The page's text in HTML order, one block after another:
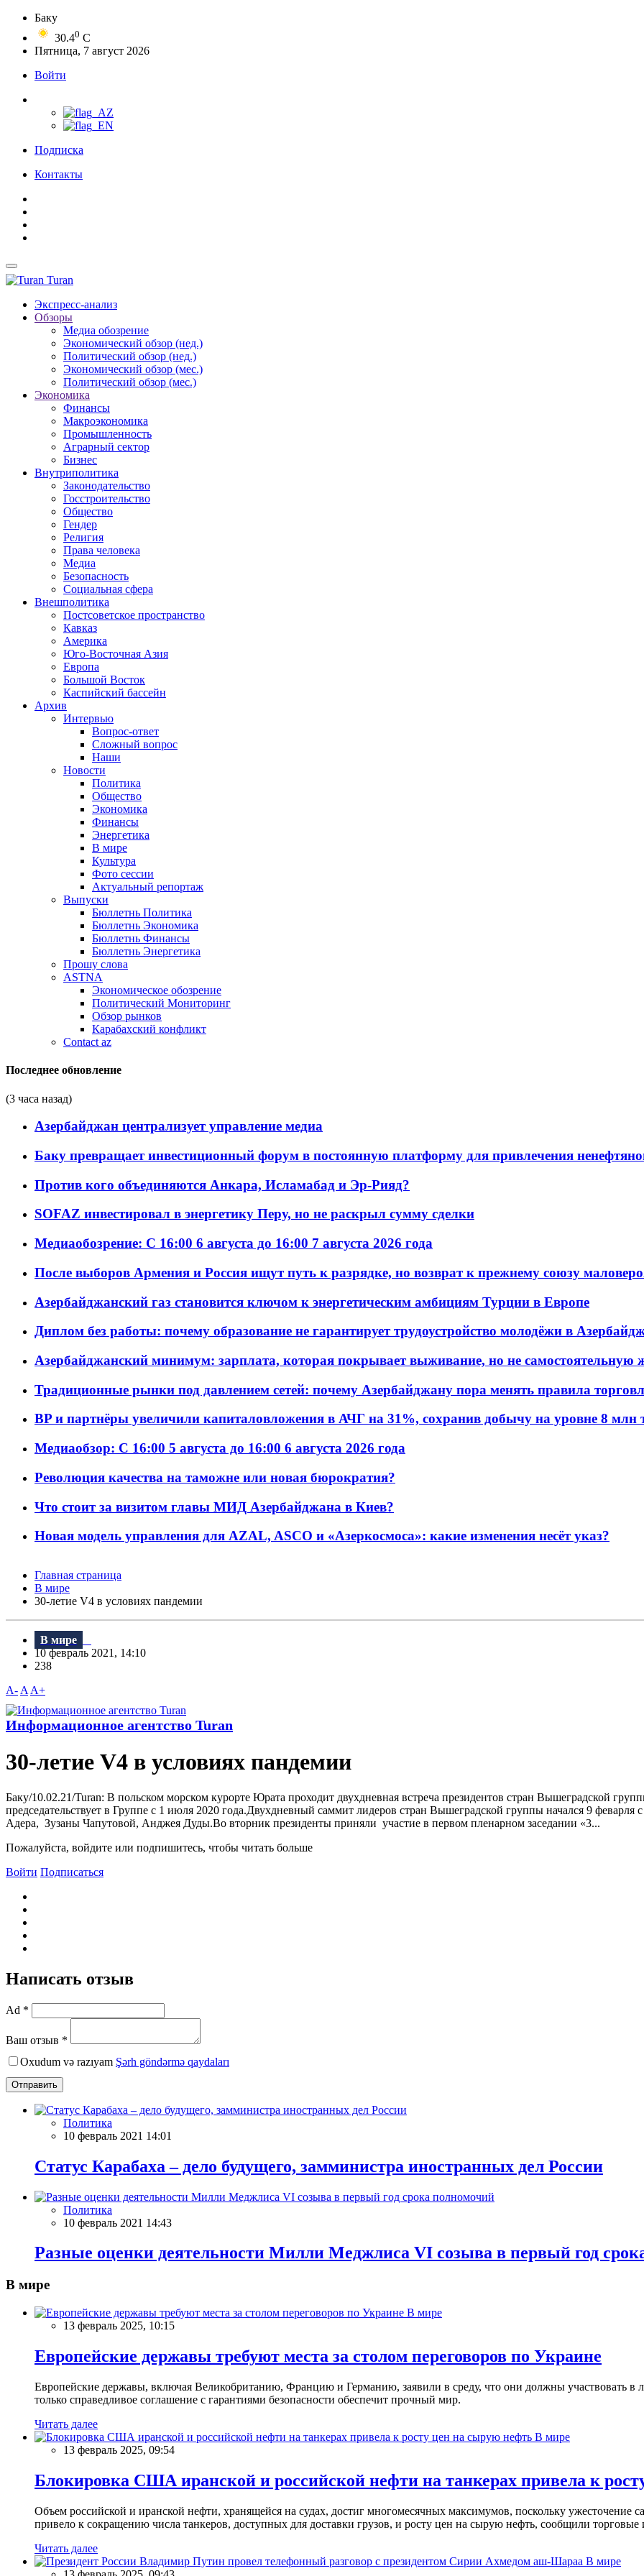
Баку
30.40 C
Пятница, 7 август 2026
Войти
Подписка
Контакты
Turan
Экспресс-анализ
Обзоры
Медиа обозрение
Экономический обзор (нед.)
Политический обзор (нед.)
Экономический обзор (мес.)
Политический обзор (мес.)
Экономика
Финансы
Макроэкономика
Промышленность
Аграрный сектор
Бизнес
Внутриполитика
Законодательство
Госстроительство
Общество
Гендер
Религия
Права человека
Медиа
Безопасность
Социальная сфера
Внешполитика
Постсоветское пространство
Кавказ
Америка
Юго-Восточная Азия
Европа
Большой Восток
Каспийский бассейн
Архив
Интервью
Вопрос-ответ
Сложный вопрос
Наши
Новости
Политика
Общество
Экономика
Финансы
Энергетика
В мире
Культура
Фото сессии
Актуальный репортаж
Выпуски
Бюллетнь Политика
Бюллетнь Экономика
Бюллетнь Финансы
Бюллетнь Энергетика
Прошу слова
ASTNA
Экономическое обозрение
Политический Мониторинг
Обзор рынков
Карабахский конфликт
Contact az
Последнее обновление
(3 часа назад)
Азербайджан централизует управление медиа
Баку превращает инвестиционный форум в постоянную платформу для привлечения
Против кого объединяются Анкара, Исламабад и Эр-Рияд?
SOFAZ инвестировал в энергетику Перу, но не раскрыл сумму сделки
Медиаобозрение: С 16:00 6 августа до 16:00 7 августа 2026 года
После выборов Армения и Россия ищут путь к разрядке, но возврат к прежнему союзу
Азербайджанский газ становится ключом к энергетическим амбициям Турции в Европе
Диплом без работы: почему образование не гарантирует трудоустройство молодёжи в
Азербайджанский минимум: зарплата, которая покрывает выживание, но не самостоятельную
Традиционные рынки под давлением сетей: почему Азербайджану пора менять правила
BP и партнёры увеличили капиталовложения в АЧГ на 31%, сохранив добычу на уровне 8 млн
Медиаобзор: С 16:00 5 августа до 16:00 6 августа 2026 года
Революция качества на таможне или новая бюрократия?
Что стоит за визитом главы МИД Азербайджана в Киев?
Новая модель управления для AZAL, ASCO и «Азеркосмоса»: какие изменения несёт указ?
Главная страница
В мире
30-летие V4 в условиях пандемии
В мире
10 февраль 2021, 14:10
238
A- A A+
Информационное агентство Turan
30-летие V4 в условиях пандемии
Баку/10.02.21/Turan: В польском морском курорте Юрата проходит двухдневная встреча президентов стран Вышеградской
председательствует в Группе с 1 июля 2020 года.Двухдневный саммит лидеров стран Вышеградской группы начался 9
Адера, Зузаны Чапутовой, Анджея Дуды.Во вторник президенты приняли участие в первом пленарном заседании «3...
Пожалуйста, войдите или подпишитесь, чтобы читать больше
Войти Подписаться
Написать отзыв
Ad *
Ваш отзыв *
Oxudum və razıyam Şərh göndərmə qaydaları
Отправить
Политика
10 февраль 2021 14:01
Статус Карабаха – дело будущего, замминистра иностранных дел России
Политика
10 февраль 2021 14:43
Разные оценки деятельности Милли Меджлиса VI созыва в первый год
В мире
В мире
13 февраль 2025, 10:15
Европейские державы требуют места за столом переговоров по Украине
Европейские державы, включая Великобританию, Францию и Германию, заявили в среду, что они должны участвовать в
только справедливое соглашение с гарантиями безопасности обеспечит прочный мир.
Читать далее
В мире
13 февраль 2025, 09:54
Блокировка США иранской и российской нефти на танкерах привела к
Объем российской и иранской нефти, хранящейся на судах, достиг многомесячных максимумов, поскольку
привело к сокращению числа танкеров, доступных для доставки грузов, и росту цен на сырую нефть, сообщили торговые
Читать далее
В мире